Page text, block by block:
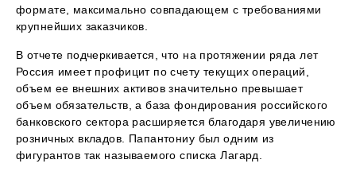
формате, максимально совпадающем с требованиями
крупнейших заказчиков.
В отчете подчеркивается, что на протяжении ряда лет
Россия имеет профицит по счету текущих операций,
объем ее внешних активов значительно превышает
объем обязательств, а база фондирования российского
банковского сектора расширяется благодаря увеличению
розничных вкладов. Папантониу был одним из
фигурантов так называемого списка Лагард.